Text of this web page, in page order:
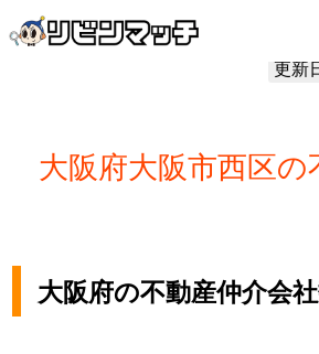
更新
大阪府大阪市西区の
大阪府の不動産仲介会